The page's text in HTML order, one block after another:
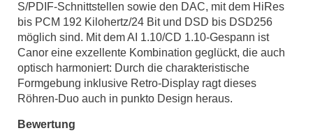
S/PDIF-Schnittstellen sowie den DAC, mit dem HiRes
bis PCM 192 Kilohertz/24 Bit und DSD bis DSD256
möglich sind. Mit dem AI 1.10/CD 1.10-Gespann ist
Canor eine exzellente Kombination geglückt, die auch
optisch harmoniert: Durch die charakteristische
Formgebung inklusive Retro-Display ragt dieses
Röhren-Duo auch in punkto Design heraus.
Bewertung